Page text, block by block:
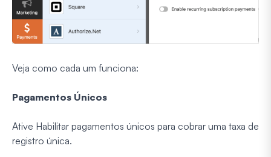
Veja como cada um funciona:
Pagamentos Únicos
Ative Habilitar pagamentos únicos para cobrar uma taxa de
registro única.